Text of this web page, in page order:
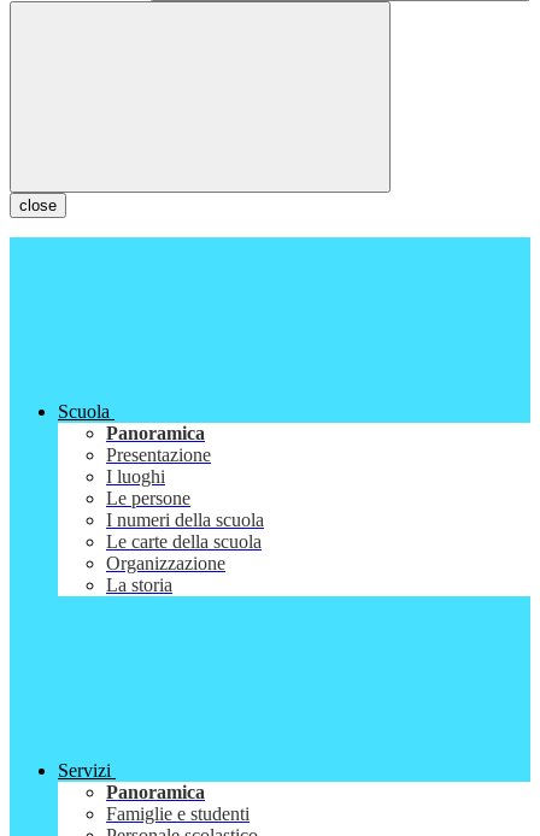
close
Scuola
Panoramica
Presentazione
I luoghi
Le persone
I numeri della scuola
Le carte della scuola
Organizzazione
La storia
Servizi
Panoramica
Famiglie e studenti